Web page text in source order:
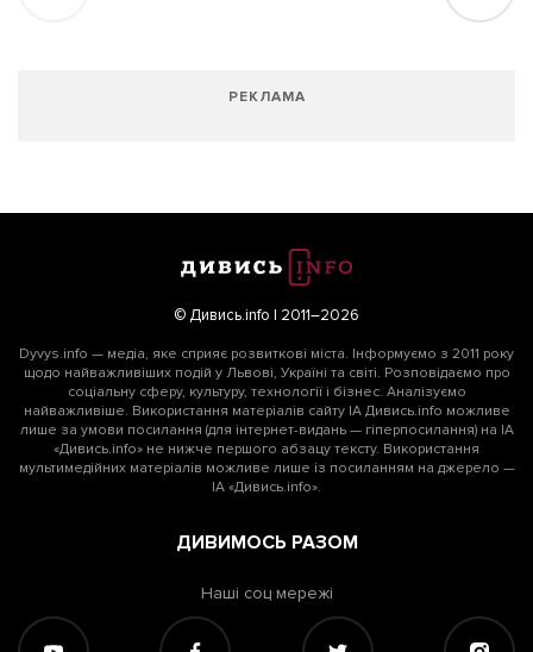
РЕКЛАМА
© Дивись.info | 2011–2026
Dyvys.info — медіа, яке сприяє розвиткові міста. Інформуємо з 2011 року
щодо найважливіших подій у Львові, Україні та світі. Розповідаємо про
соціальну сферу, культуру, технології і бізнес. Аналізуємо
найважливіше. Використання матеріалів сайту ІА Дивись.info можливе
лише за умови посилання (для інтернет-видань — гіперпосилання) на ІА
«Дивись.info» не нижче першого абзацу тексту. Використання
мультимедійних матеріалів можливе лише із посиланням на джерело —
ІА «Дивись.info».
ДИВИМОСЬ РАЗОМ
Наші соц мережі